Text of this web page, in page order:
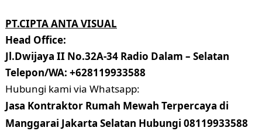
PT.CIPTA ANTA VISUAL
Head Office:
Jl.Dwijaya II No.32A-34 Radio Dalam – Selatan
Telepon/WA: +628119933588
Hubungi kami via Whatsapp:
Jasa Kontraktor Rumah Mewah Terpercaya di
Manggarai Jakarta Selatan Hubungi 08119933588